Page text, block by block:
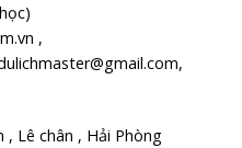
,
, Lê chân , Hải Phòng